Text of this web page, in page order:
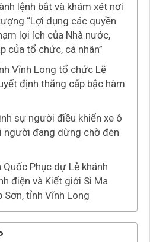
lệnh bắt và khám xét nơi
“Lợi dụng các quyền
lợi ích của Nhà nước,
của tổ chức, cá nhân”
Vĩnh Long tổ chức Lễ
định thăng cấp bậc hàm
sự người điều khiển xe ô
người đang dừng chờ đèn
Phục dự Lễ khánh
điện và Kiết giới Si Ma
Sơn, tỉnh Vĩnh Long